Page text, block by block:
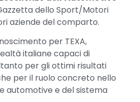
dello Sport/Motori
aziende del comparto.
per TEXA,
italiane capaci di
per gli ottimi risultati
per il ruolo concreto nello
automotive e del sistema